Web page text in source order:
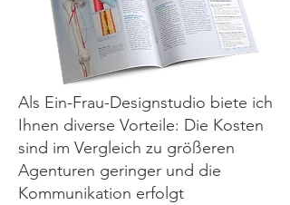
Als Ein-Frau-Designstudio biete ich
Ihnen diverse Vorteile: Die Kosten
sind im Vergleich zu größeren
Agenturen geringer und die
Kommunikation erfolgt